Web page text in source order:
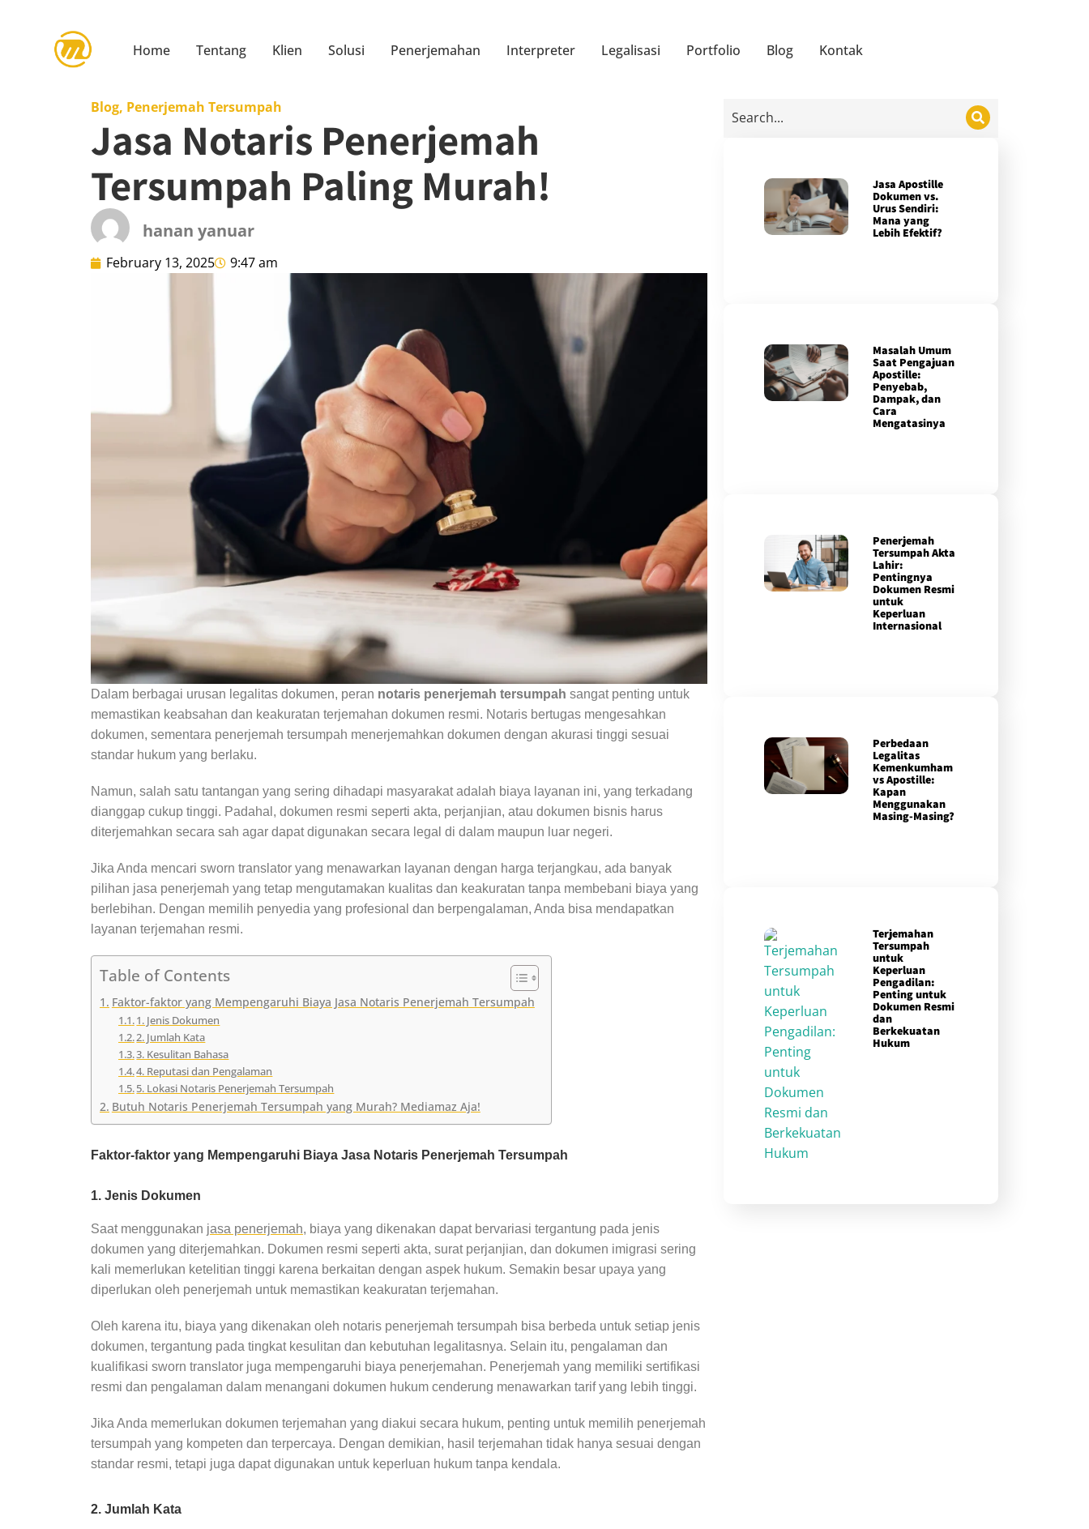
Home Tentang Klien Solusi Penerjemahan Interpreter Legalisasi Portfolio Blog Kontak
Blog, Penerjemah Tersumpah
Jasa Notaris Penerjemah
Tersumpah Paling Murah!
hanan yanuar
February 13, 2025 9:47 am
Dalam berbagai urusan legalitas dokumen, peran notaris penerjemah tersumpah sangat penting untuk
memastikan keabsahan dan keakuratan terjemahan dokumen resmi. Notaris bertugas mengesahkan
dokumen, sementara penerjemah tersumpah menerjemahkan dokumen dengan akurasi tinggi sesuai
standar hukum yang berlaku.
Namun, salah satu tantangan yang sering dihadapi masyarakat adalah biaya layanan ini, yang terkadang
dianggap cukup tinggi. Padahal, dokumen resmi seperti akta, perjanjian, atau dokumen bisnis harus
diterjemahkan secara sah agar dapat digunakan secara legal di dalam maupun luar negeri.
Jika Anda mencari sworn translator yang menawarkan layanan dengan harga terjangkau, ada banyak
pilihan jasa penerjemah yang tetap mengutamakan kualitas dan keakuratan tanpa membebani biaya yang
berlebihan. Dengan memilih penyedia yang profesional dan berpengalaman, Anda bisa mendapatkan
layanan terjemahan resmi.
Table of Contents
Faktor-faktor yang Mempengaruhi Biaya Jasa Notaris Penerjemah Tersumpah
1. Jenis Dokumen
2. Jumlah Kata
3. Kesulitan Bahasa
4. Reputasi dan Pengalaman
5. Lokasi Notaris Penerjemah Tersumpah
Butuh Notaris Penerjemah Tersumpah yang Murah? Mediamaz Aja!
Faktor-faktor yang Mempengaruhi Biaya Jasa Notaris Penerjemah Tersumpah
1. Jenis Dokumen
Saat menggunakan jasa penerjemah, biaya yang dikenakan dapat bervariasi tergantung pada jenis
dokumen yang diterjemahkan. Dokumen resmi seperti akta, surat perjanjian, dan dokumen imigrasi sering
kali memerlukan ketelitian tinggi karena berkaitan dengan aspek hukum. Semakin besar upaya yang
diperlukan oleh penerjemah untuk memastikan keakuratan terjemahan.
Oleh karena itu, biaya yang dikenakan oleh notaris penerjemah tersumpah bisa berbeda untuk setiap jenis
dokumen, tergantung pada tingkat kesulitan dan kebutuhan legalitasnya. Selain itu, pengalaman dan
kualifikasi sworn translator juga mempengaruhi biaya penerjemahan. Penerjemah yang memiliki sertifikasi
resmi dan pengalaman dalam menangani dokumen hukum cenderung menawarkan tarif yang lebih tinggi.
Jika Anda memerlukan dokumen terjemahan yang diakui secara hukum, penting untuk memilih penerjemah
tersumpah yang kompeten dan terpercaya. Dengan demikian, hasil terjemahan tidak hanya sesuai dengan
standar resmi, tetapi juga dapat digunakan untuk keperluan hukum tanpa kendala.
2. Jumlah Kata
Jasa Apostille
Dokumen vs.
Urus Sendiri:
Mana yang
Lebih Efektif?
Masalah Umum
Saat Pengajuan
Apostille:
Penyebab,
Dampak, dan
Cara
Mengatasinya
Penerjemah
Tersumpah Akta
Lahir:
Pentingnya
Dokumen Resmi
untuk
Keperluan
Internasional
Perbedaan
Legalitas
Kemenkumham
vs Apostille:
Kapan
Menggunakan
Masing-Masing?
Terjemahan
Tersumpah
untuk
Keperluan
Pengadilan:
Penting untuk
Dokumen Resmi
dan
Berkekuatan
Hukum